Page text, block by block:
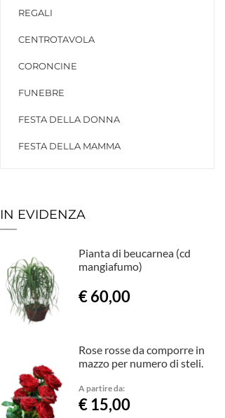
REGALI
CENTROTAVOLA
CORONCINE
FUNEBRE
FESTA DELLA DONNA
FESTA DELLA MAMMA
IN EVIDENZA
Pianta di beucarnea (cd
mangiafumo)
€ 60,00
Rose rosse da comporre in
mazzo per numero di steli.
A partire da:
€ 15,00